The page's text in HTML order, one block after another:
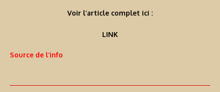
Voir l’article complet ici :
LINK
Source de l’info